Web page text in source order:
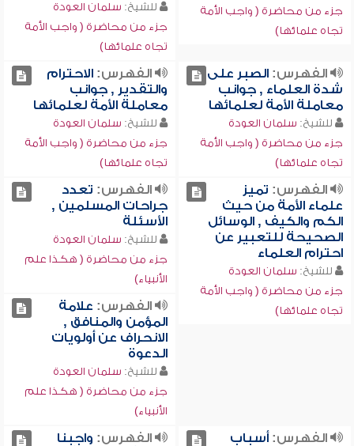
جزء من محاضرة ( واجب الأمة
تجاه علمائها)
للشيخ: سلمان العودة
جزء من محاضرة ( واجب الأمة
تجاه علمائها)
الفهرس:الصبر على
شدة العلماء , جوانب
معاملة الأمة لعلمائها
للشيخ: سلمان العودة
جزء من محاضرة ( واجب الأمة
تجاه علمائها)
الفهرس:الاحترام
والتقدير , جوانب
معاملة الأمة لعلمائها
للشيخ: سلمان العودة
جزء من محاضرة ( واجب الأمة
تجاه علمائها)
الفهرس: تميز
علماء الأمة من حيث
الكم والكيف , الوسائل
الصحيحة للتعبير عن
احترام العلماء
للشيخ: سلمان العودة
جزء من محاضرة ( واجب الأمة
تجاه علمائها)
الفهرس: تعدد
جراحات المسلمين ,
الأسئلة
للشيخ: سلمان العودة
جزء من محاضرة ( هكذا علم
الأنبياء)
الفهرس: علامة
المؤمن والمنافق ,
الانحراف عن أولويات
الدعوة
للشيخ: سلمان العودة
جزء من محاضرة ( هكذا علم
الأنبياء)
الفهرس:أسباب
الفهرس: واجبنا